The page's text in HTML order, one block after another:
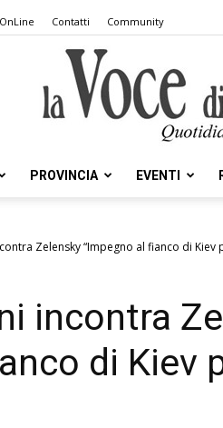
Contatti Community
PROVINCIA EVENTI
Zelensky “Impegno al fianco di Kiev
incontra
di Kiev